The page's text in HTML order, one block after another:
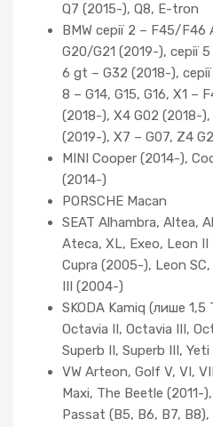
Q7 (2015-), Q8, E-tron
BMW серії 2 – F45/F46
G20/G21 (2019-), серії
6 gt – G32 (2018-),
8 – G14, G15, G16, X1 –
(2018-), X4 G02 (2018-
(2019-), X7 – G07, Z4
MINI Cooper (2014-),
(2014-)
PORSCHE Macan
SEAT Alhambra, Altea,
Ateca, XL, Exeo, Leon
Cupra (2005-), Leon
III (2004-)
SKODA Kamiq (лише 1,5
Octavia II, Octavia III,
Superb II, Superb III, Yeti
VW Arteon, Golf V, VI,
Maxi, The Beetle (2011-
Passat (B5, B6, B7,